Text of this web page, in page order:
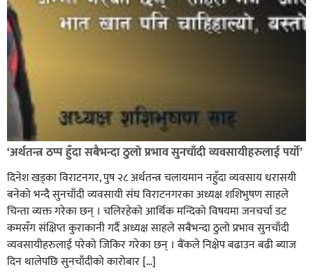
‘अर्थतन्त्र ठप्प हुँदा सबैभन्दा ठुलो प्रभाव सुनचाँदी व्यवसायीहरुलाई पर्यो’
दिनेश खड्का विराटनगर, पुष २८ अर्थतन्त्र चलायमान नहुँदा व्यवसाय धरासयी
बनेको भन्दै सुनचाँदी व्यवसायी संघ विराटनगरका अध्यक्ष शशिभुषण साहले
चिन्ता व्यक्त गरेका छन् । चलिरहेको आर्थिक मन्दिको विषयमा जनचर्चा डट
कमसँग संक्षिप्त कुराकानी गर्दै अध्यक्ष साहले सबैभन्दा ठुलो प्रभाव सुनचाँदी
व्यवसायीहरुलाई परेको जिकिर गरेका छन् । बैंकले निक्षेप बढाउन बढी ब्याज
दिन थालेपछि सुनचाँदीको कारोबार […]